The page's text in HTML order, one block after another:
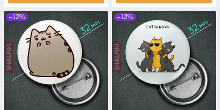
–12% –12%